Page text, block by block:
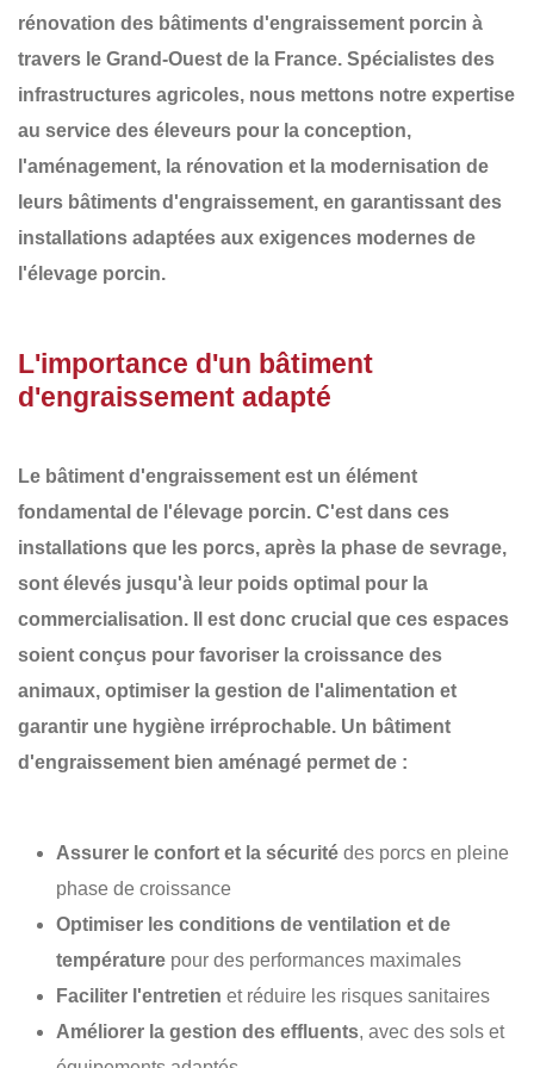
rénovation des bâtiments d'engraissement porcin à
travers le Grand-Ouest de la France. Spécialistes des
infrastructures agricoles, nous mettons notre expertise
au service des éleveurs pour la conception,
l'aménagement, la rénovation et la modernisation de
leurs bâtiments d'engraissement, en garantissant des
installations adaptées aux exigences modernes de
l'élevage porcin.
L'importance d'un bâtiment
d'engraissement adapté
Le bâtiment d'engraissement est un élément
fondamental de l'élevage porcin. C'est dans ces
installations que les porcs, après la phase de sevrage,
sont élevés jusqu'à leur poids optimal pour la
commercialisation. Il est donc crucial que ces espaces
soient conçus pour favoriser la croissance des
animaux, optimiser la gestion de l'alimentation et
garantir une hygiène irréprochable. Un bâtiment
d'engraissement bien aménagé permet de :
Assurer le confort et la sécurité des porcs en pleine
phase de croissance
Optimiser les conditions de ventilation et de
température pour des performances maximales
Faciliter l'entretien et réduire les risques sanitaires
Améliorer la gestion des effluents, avec des sols et